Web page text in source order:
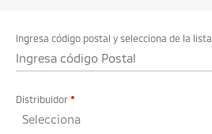
Ingresa código postal y selecciona de la lista
Distribuidor *
Selecciona